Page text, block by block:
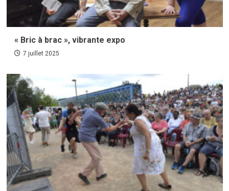
« Bric à brac », vibrante expo
7 juillet 2025